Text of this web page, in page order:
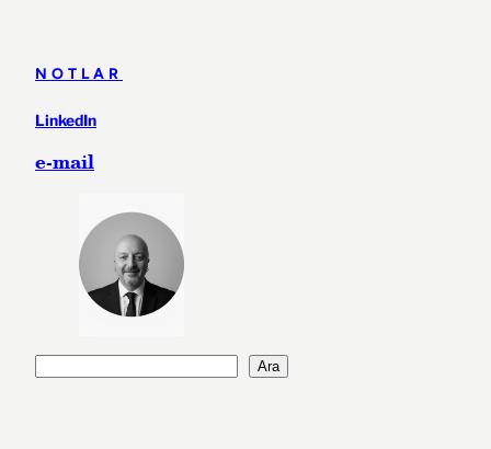
NOTLAR
LinkedIn
e-mail
Ara